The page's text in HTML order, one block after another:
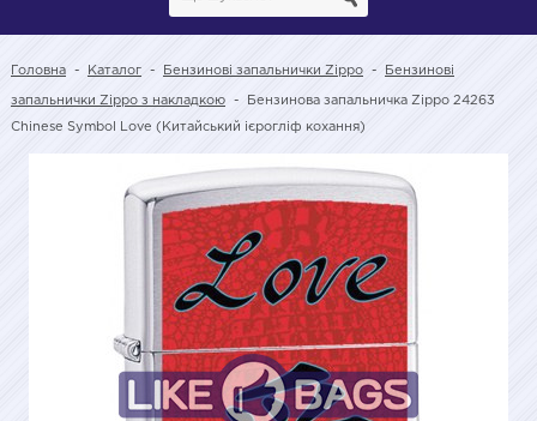
Головна - Каталог - Бензинові запальнички Zippo - Бензинові
запальнички Zippo з накладкою - Бензинова запальничка Zippo 24263
Chinese Symbol Love (Китайський ієрогліф кохання)